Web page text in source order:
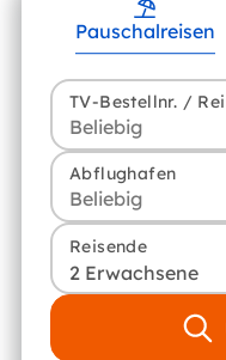
Pauschalreisen
TV-Bestellnr. /
Abflughafen
Reisende
2 Erwachsene